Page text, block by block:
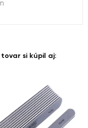
si kúpil aj: